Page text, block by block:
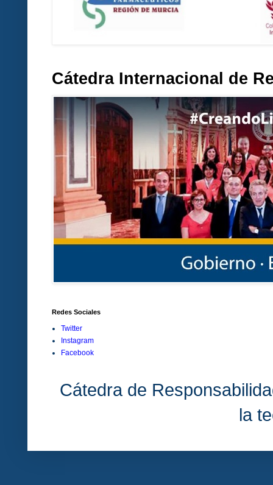
Cátedra Internacional de
Redes Sociales
Twitter
Instagram
Facebook
Cátedra de
la